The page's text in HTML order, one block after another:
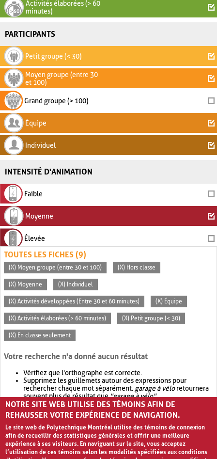
Activités élaborées (> 60
minutes)
PARTICIPANTS
Petit groupe (< 30)
Moyen groupe (entre 30
et 100)
Grand groupe (> 100)
Équipe
Individuel
INTENSITÉ D'ANIMATION
Faible
Moyenne
Élevée
TOUTES LES FICHES (9)
(X) Moyen groupe (entre 30 et 100) (X) Hors classe
(X) Moyenne (X) Individuel
(X) Activités développées (Entre 30 et 60 minutes) (X) Équipe
(X) Activités élaborées (> 60 minutes) (X) Petit groupe (< 30)
(X) En classe seulement
Votre recherche n'a donné aucun résultat
Vérifiez que l'orthographe est correcte.
Supprimez les guillemets autour des expressions pour
rechercher chaque mot séparément. garage à véloretournera
souvent plus de résultat que"garage à vélo".
Envisagez d'élargir votre recherche avec OR.garage OR vélo
retournera souvent plus de résultat quegarage à vélo
NOTRE SITE WEB UTILISE DES TÉMOINS AFIN DE
REHAUSSER VOTRE EXPÉRIENCE DE NAVIGATION.
Le site web de Polytechnique Montréal utilise des témoins de connexion
afin de recueillir des statistiques générales et offrir une meilleure
expérience à ses visiteurs. En naviguant sur le site, vous acceptez
l’utilisation de ces témoins selon les modalités spécifiées aux conditions